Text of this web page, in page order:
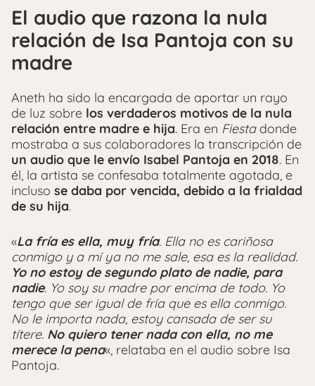
El audio que razona la nula
relación de Isa Pantoja con su
madre
Aneth ha sido la encargada de aportar un rayo
de luz sobre los verdaderos motivos de la nula
relación entre madre e hija. Era en Fiestadonde
mostraba a sus colaboradores la transcripción de
un audio que le envío Isabel Pantoja en 2018. En
él, la artista se confesaba totalmente agotada, e
incluso se daba por vencida, debido a la frialdad
de su hija.
«La fría es ella, muy fría. Ella no es cariñosa
conmigo y a mí ya no me sale, esa es la realidad.
Yo no estoy de segundo plato de nadie, para
nadie. Yo soy su madre por encima de todo. Yo
tengo que ser igual de fría que es ella conmigo.
No le importa nada, estoy cansada de ser su
títere. No quiero tener nada con ella, no me
merece la pena«, relataba en el audio sobre Isa
Pantoja.